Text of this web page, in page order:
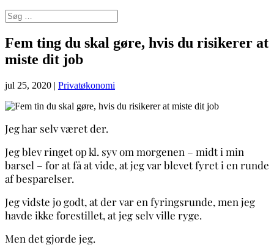
Fem ting du skal gøre, hvis du risikerer at
miste dit job
jul 25, 2020 | Privatøkonomi
Jeg har selv været der.
Jeg blev ringet op kl. syv om morgenen – midt i min
barsel – for at få at vide, at jeg var blevet fyret i en runde
af besparelser.
Jeg vidste jo godt, at der var en fyringsrunde, men jeg
havde ikke forestillet, at jeg selv ville ryge.
Men det gjorde jeg.